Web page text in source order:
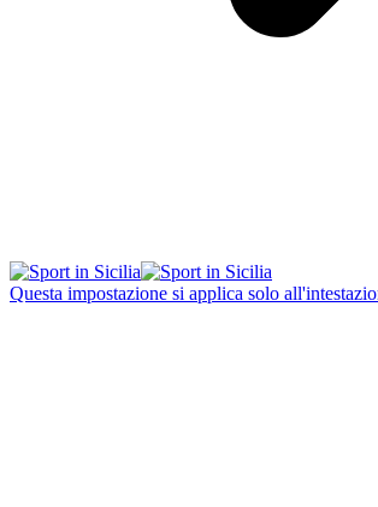
Questa impostazione si applica solo